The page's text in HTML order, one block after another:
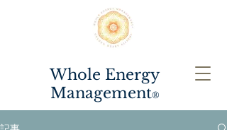
Whole Energy
Management®️